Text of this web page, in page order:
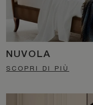
NUVOLA
SCOPRI DI PIÙ